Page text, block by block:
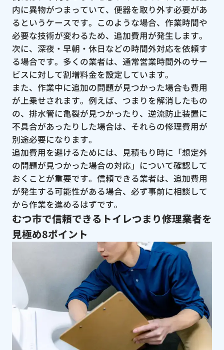
内に異物がつまっていて、便器を取り外す必要があ
るというケースです。このような場合、作業時間や
必要な技術が変わるため、追加費用が発生します。
次に、深夜・早朝・休日などの時間外対応を依頼す
る場合です。多くの業者は、通常営業時間外のサー
ビスに対して割増料金を設定しています。
また、作業中に追加の問題が見つかった場合も費用
が上乗せされます。例えば、つまりを解消したもの
の、排水管に亀裂が見つかったり、逆流防止装置に
不具合があったりした場合は、それらの修理費用が
別途必要になります。
追加費用を避けるためには、見積もり時に「想定外
の問題が見つかった場合の対応」について確認して
おくことが重要です。信頼できる業者は、追加費用
が発生する可能性がある場合、必ず事前に相談して
から作業を進めるはずです。
むつ市で信頼できるトイレつまり修理業者を
見極め8ポイント